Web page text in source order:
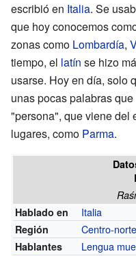
escribió en Italia. Se
que hoy conocemos
zonas como Lombardía,
tiempo, el latín se hizo
usarse. Hoy en día, solo
unas pocas palabras
"persona", que viene del
lugares, como Parma.
Hablado en
Italia
Región Centro-norte
Hablantes Lengua